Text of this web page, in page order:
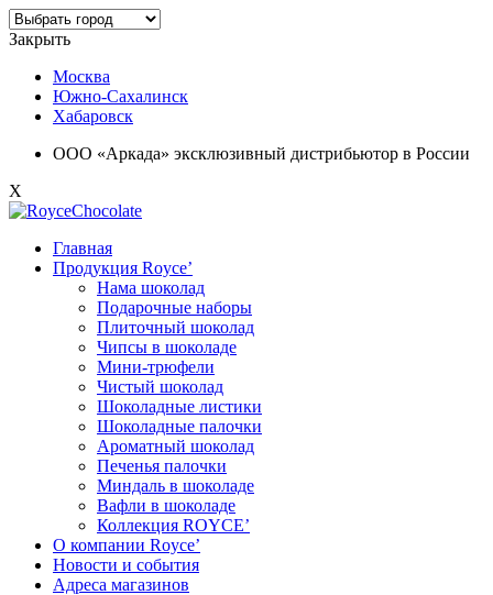
Закрыть
Москва
Южно-Сахалинск
Хабаровск
ООО «Аркада» эксклюзивный дистрибьютор в России
X
Главная
Продукция Royce’
Нама шоколад
Подарочные наборы
Плиточный шоколад
Чипсы в шоколаде
Мини-трюфели
Чистый шоколад
Шоколадные листики
Шоколадные палочки
Ароматный шоколад
Печенья палочки
Миндаль в шоколаде
Вафли в шоколаде
Коллекция ROYCE’
О компании Royce’
Новости и события
Адреса магазинов